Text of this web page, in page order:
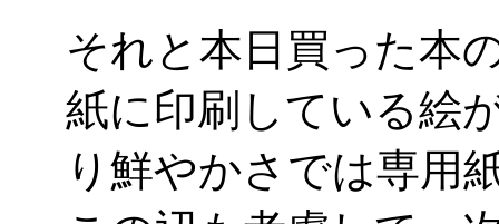
それと本日買った本
紙に印刷している絵
り鮮やかさでは専用